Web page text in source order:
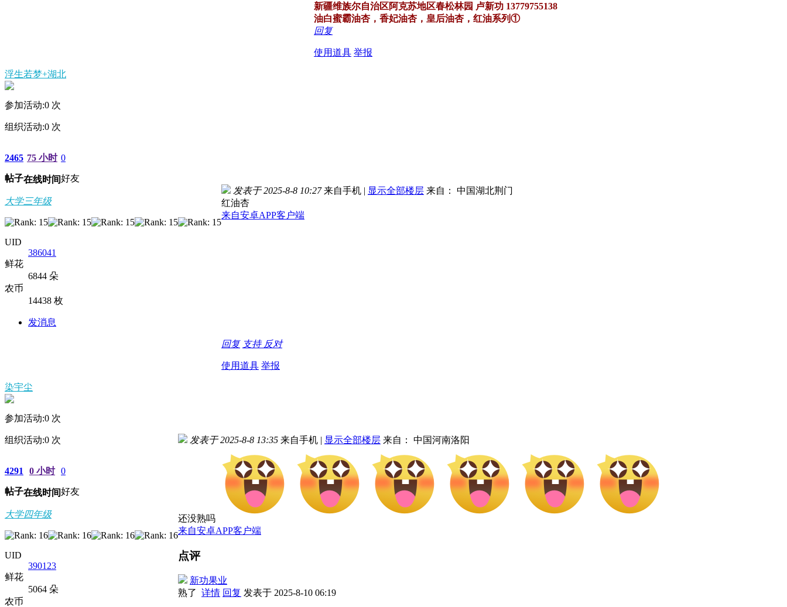
新疆维族尔自治区阿克苏地区春松林园 卢新功 13779755138
油白蜜霸油杏，香妃油杏，皇后油杏，红油系列①
回复
使用道具 举报
浮生若梦+湖北
参加活动:0 次
组织活动:0 次
2465
帖子
75 小时
在线时间
0
好友
大学三年级
UID
386041
鲜花
6844 朵
农币
14438 枚
发消息
发表于 2025-8-8 10:27 来自手机 | 显示全部楼层 来自： 中国湖北荆门
红油杏
来自安卓APP客户端
回复 支持 反对
使用道具 举报
染宇尘
参加活动:0 次
组织活动:0 次
4291
帖子
0 小时
在线时间
0
好友
大学四年级
UID
390123
鲜花
5064 朵
农币
发表于 2025-8-8 13:35 来自手机 | 显示全部楼层 来自： 中国河南洛阳
还没熟吗
来自安卓APP客户端
点评
新功果业
熟了 详情 回复 发表于 2025-8-10 06:19